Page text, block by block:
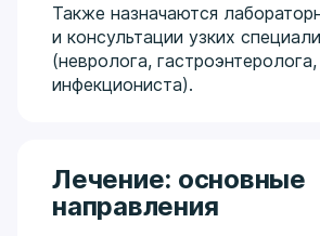
Также назначаются
и консультации узких
(невролога, гастроэнтеролога,
инфекциониста).
Лечение: основные
направления